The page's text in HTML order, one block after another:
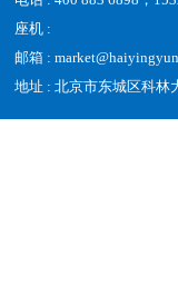
座机 :
邮箱 :
地址 : 北京市东城区科林